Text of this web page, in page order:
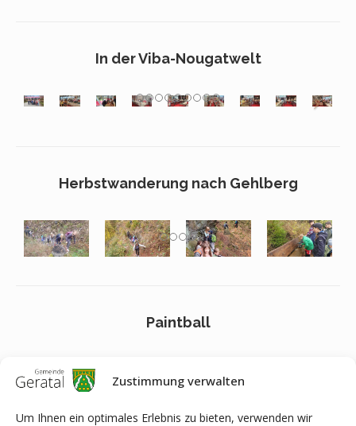
Zustimmung verwalten
Um Ihnen ein optimales Erlebnis zu bieten, verwenden wir
In der Viba-Nougatwelt
Herbstwanderung nach Gehlberg
Paintball